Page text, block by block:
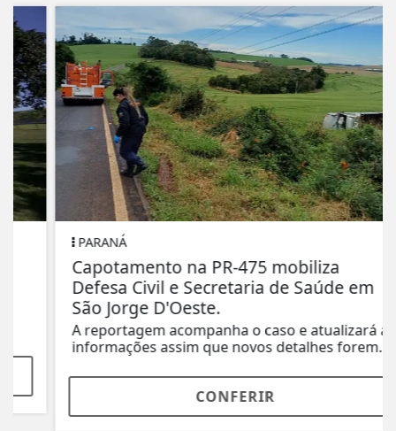
PARANÁ
Capotamento na PR-475 mobiliza
Defesa Civil e Secretaria de Saúde em
São Jorge D'Oeste.
A reportagem acompanha o caso e atualizará as
informações assim que novos detalhes forem...
CONFERIR